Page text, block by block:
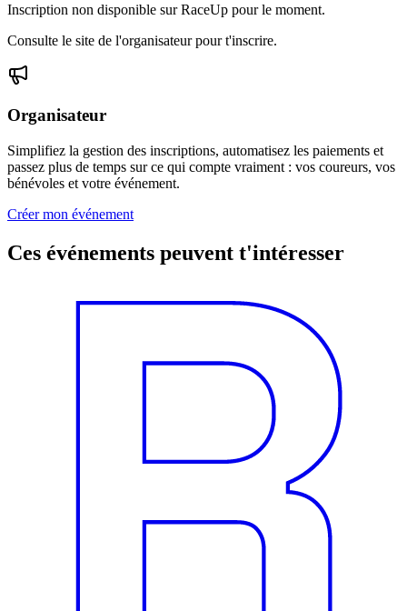
Inscription non disponible sur RaceUp pour le moment.
Consulte le site de l'organisateur pour t'inscrire.
Organisateur
Simplifiez la gestion des inscriptions, automatisez les paiements et
passez plus de temps sur ce qui compte vraiment : vos coureurs, vos
bénévoles et votre événement.
Créer mon événement
Ces événements peuvent t'intéresser